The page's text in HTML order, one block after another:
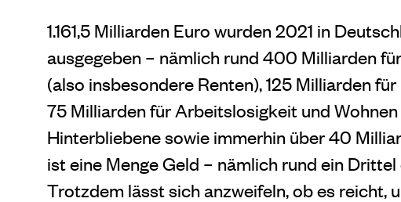
1.161,5 Milliarden Euro wurden 2021 in
ausgegeben – nämlich rund 400 Milliarden
(also insbesondere Renten), 125 Milliarden
75 Milliarden für Arbeitslosigkeit und
Hinterbliebene sowie immerhin über 40
ist eine Menge Geld – nämlich rund ein
Trotzdem lässt sich anzweifeln, ob es reicht,